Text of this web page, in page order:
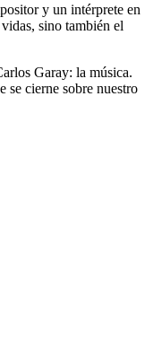
y un intérprete en
sino también el
Garay: la música.
se cierne sobre nuestro